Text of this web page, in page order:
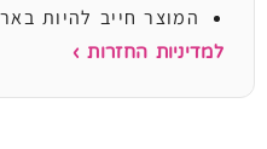
המוצר חייב להיות
למדיניות החזרות ›